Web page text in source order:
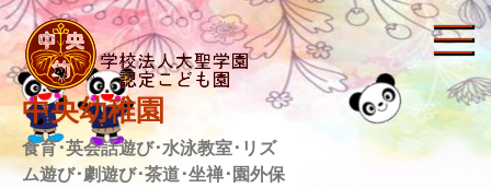
Skip
to
content
中央幼稚園
食育･英会話遊び･水泳教室･リズ
ム遊び･劇遊び･茶道･坐禅･園外保